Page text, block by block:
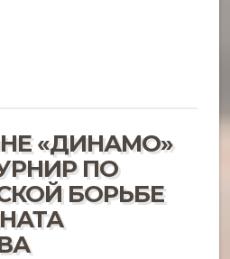
«ДИНАМО»
ПО
БОРЬБЕ